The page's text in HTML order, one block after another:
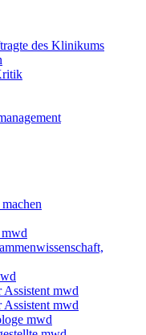
des Klinikums
Assistent mwd
Assistent mwd
mwd